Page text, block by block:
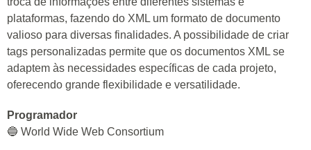
plataformas, fazendo do XML um formato de documento
valioso para diversas finalidades. A possibilidade de criar
tags personalizadas permite que os documentos XML se
adaptem às necessidades específicas de cada projeto,
oferecendo grande flexibilidade e versatilidade.
Programador
🔵 World Wide Web Consortium